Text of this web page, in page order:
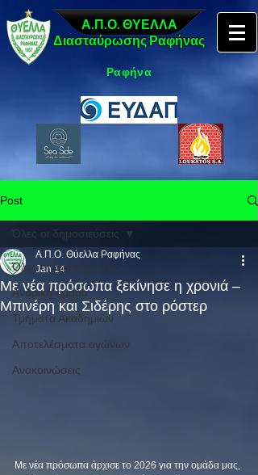
Α.Π.Ο. ΘΥΕΛΛΑ
Διασταύρωσης Ραφήνας
Ραφήνα
Post
Όλες οι δημοσιεύσεις
Ανδρική ομάδα
Τμήματα Ακαδημιών
Αποτελέσματα αγώνων
Ανακοινώσεις
Όλες οι δημοσιεύσεις
Με νέα πρόσωπα ξεκίνησε η χρονιά –
Μπινέρη και Σιδέρης στο ρόστερ
Α.Π.Ο. Θύελλα Ραφήνας
Jan 14
Με νέα πρόσωπα άρχισε το 2026 για την ομάδα μας,